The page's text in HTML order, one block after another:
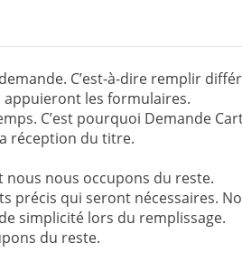
C’est-à-dire remplir
appuieront les formulaires.
C’est pourquoi Demande
réception du titre.
nous nous occupons du reste.
qui seront nécessaires.
simplicité lors du remplissage.
du reste.